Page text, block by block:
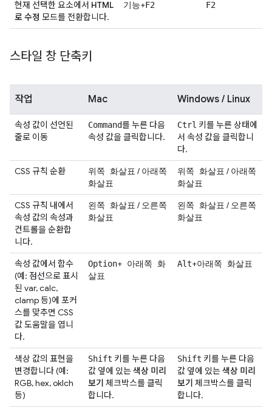
현재 선택한 요소에서 HTML
로 수정 모드를 전환합니다.
기능+F2 F2
스타일 창 단축키
작업 Mac Windows / Linux
속성 값이 선언된
줄로 이동
Command를 누른 다음
속성 값을 클릭합니다.
Ctrl 키를 누른 상태에
서 속성 값을 클릭합니
다.
CSS 규칙 순환
위쪽 화살표 / 아래쪽
화살표
위쪽 화살표 / 아래쪽
화살표
CSS 규칙 내에서
속성 값의 속성과
컨트롤을 순환합
니다.
왼쪽 화살표 / 오른쪽
화살표
왼쪽 화살표 / 오른쪽
화살표
속성 값에서 함수
(예: 점선으로 표시
된 var, calc,
clamp 등)에 포커
스를 맞추면 CSS
값 도움말을 엽니
다.
Option+ 아래쪽 화
살표
Alt+아래쪽 화살표
색상 값의 표현을
변경합니다 (예:
RGB, hex, oklch
등)
Shift 키를 누른 다음
값 옆에 있는색상 미리
보기 체크박스를 클릭
합니다.
Shift 키를 누른 다음
값 옆에 있는색상 미리
보기 체크박스를 클릭
합니다.